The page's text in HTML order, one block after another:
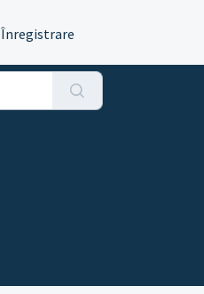
Înregistrare